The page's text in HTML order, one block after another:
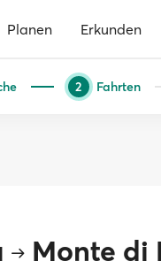
Planen Erkunden
2 Fahrten
Monte di